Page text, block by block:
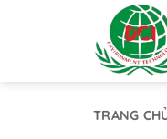
TRANG